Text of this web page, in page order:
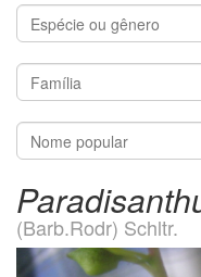
(Barb.Rodr) Schltr.